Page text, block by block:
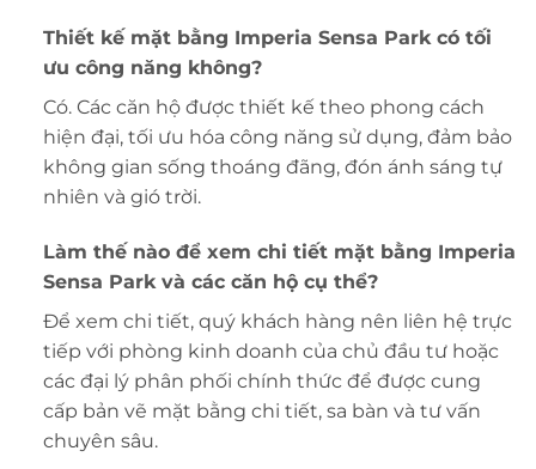
Thiết kế mặt bằng Imperia Sensa Parkcó tối
ưu công năng không?
Có. Các căn hộ được thiết kế theo phong cách
hiện đại, tối ưu hóa công năng sử dụng, đảm bảo
không gian sống thoáng đãng, đón ánh sáng tự
nhiên và gió trời.
Làm thế nào để xem chi tiết mặt bằng Imperia
Sensa Parkvà các căn hộ cụ thể?
Để xem chi tiết, quý khách hàng nên liên hệ trực
tiếp với phòng kinh doanh của chủ đầu tư hoặc
các đại lý phân phối chính thức để được cung
cấp bản vẽ mặt bằng chi tiết, sa bàn và tư vấn
chuyên sâu.